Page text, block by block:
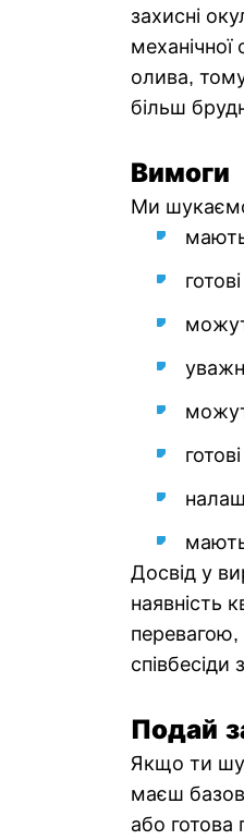
захисні
олива,
більш
Вимоги
Ми
Досвід у
наявність
перевагою,
Подай
Якщо ти
маєш
або